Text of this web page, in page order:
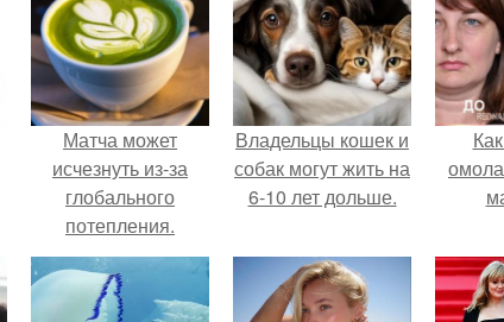
Матча может
исчезнуть из-за
глобального
потепления.
Владельцы кошек и
собак могут жить на
6-10 лет дольше.